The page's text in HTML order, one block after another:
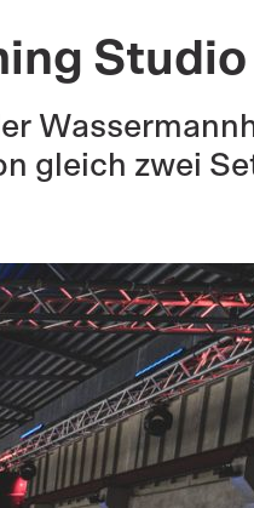
Studio
gleich zwei